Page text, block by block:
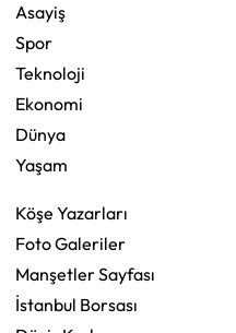
Asayiş
Spor
Teknoloji
Ekonomi
Dünya
Yaşam
Köşe Yazarları
Foto Galeriler
Manşetler Sayfası
İstanbul Borsası